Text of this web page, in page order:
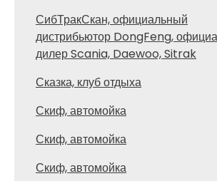
СибТракСкан, официальный
дистрибьютор DongFeng,
дилер Scania, Daewoo, Sitrak
Сказка, клуб отдыха
Скиф, автомойка
Скиф, автомойка
Скиф, автомойка